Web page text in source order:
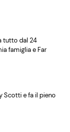
tutto dal 24
famiglia e Far
Scotti e fa il pieno